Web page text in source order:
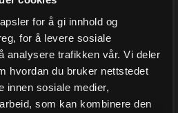
for å gi innhold og
for å levere sosiale
analysere trafikken vår. Vi deler
hvordan du bruker nettstedet
innen sosiale medier,
som kan kombinere den
1 044,00
Eks.Mva
Kjøp